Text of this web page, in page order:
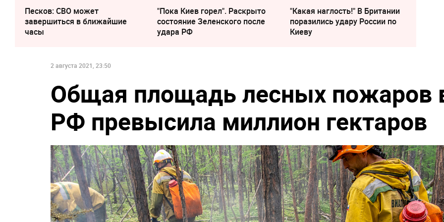
Песков: СВО может
завершиться в ближайшие
часы
"Пока Киев горел". Раскрыто
состояние Зеленского после
удара РФ
"Какая наглость!" В Британии
поразились удару России по
Киеву
2 августа 2021, 23:50
Общая площадь лесных пожаров
РФ превысила миллион гектаров